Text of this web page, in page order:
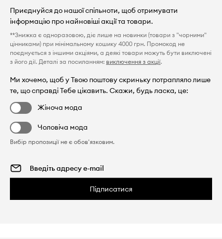
Приєднуйся до нашої спільноти, щоб отримувати
інформацію про найновіші акції та товари.
**Знижка є одноразовою, діє лише на новинки (товари з "чорними"
цінниками) при мінімальному кошику 4000 грн. Промокод не
поєднується з іншими акціями, а деякі товари можуть бути виключені
з його дії. Деталі за посиланням: виключення з акції.
Ми хочемо, щоб у Твою поштову скриньку потрапляло лише
те, що справді Тебе цікавить. Скажи, будь ласка, це:
Жіноча мода
Чоловіча мода
Вибір пропозиції не є обов'язковим.
Підписатися